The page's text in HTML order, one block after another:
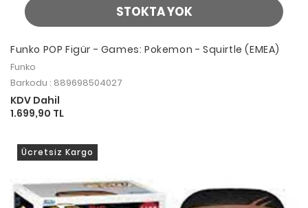
STOKTA YOK
Funko POP Figür - Games: Pokemon - Squirtle (EMEA)
Funko
Barkodu : 889698504027
KDV Dahil
1.699,90 TL
Ücretsiz Kargo